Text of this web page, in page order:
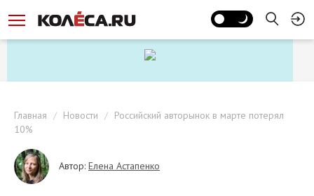
Главная Новости
Российский авторынок в марте потерял
10%
Автор: Елена Астапенко